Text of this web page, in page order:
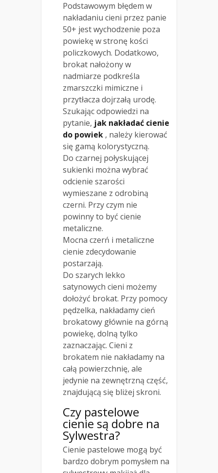
Podstawowym błędem w
nakładaniu cieni przez panie
50+ jest wychodzenie poza
powiekę w stronę kości
policzkowych. Dodatkowo,
brokat nałożony w
nadmiarze podkreśla
zmarszczki mimiczne i
przytłacza dojrzałą urodę.
Szukając odpowiedzi na
pytanie, jak nakładać cienie
do powiek , należy kierować
się gamą kolorystyczną.
Do czarnej połyskującej
sukienki można wybrać
odcienie szarości
wymieszane z odrobiną
czerni. Przy czym nie
powinny to być cienie
metaliczne.
Mocna czerń i metaliczne
cienie zdecydowanie
postarzają.
Do szarych lekko
satynowych cieni możemy
dołożyć brokat. Przy pomocy
pędzelka, nakładamy cień
brokatowy głównie na górną
powiekę, dolną tylko
zaznaczając. Cieni z
brokatem nie nakładamy na
całą powierzchnię, ale
jedynie na zewnętrzną część,
znajdującą się bliżej skroni.
Czy pastelowe
cienie są dobre na
Sylwestra?
Cienie pastelowe mogą być
bardzo dobrym pomysłem na